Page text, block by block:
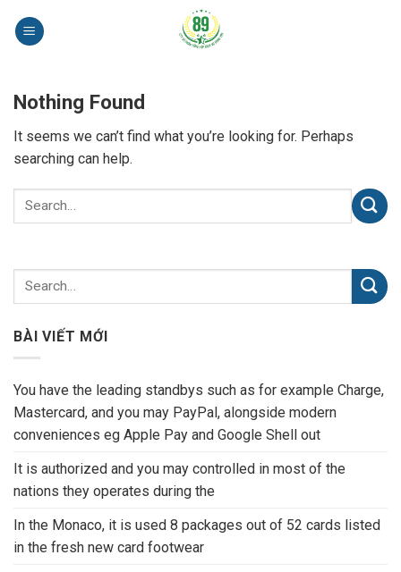
Nothing Found
It seems we can’t find what you’re looking for. Perhaps
searching can help.
BÀI VIẾT MỚI
You have the leading standbys such as for example Charge,
Mastercard, and you may PayPal, alongside modern
conveniences eg Apple Pay and Google Shell out
It is authorized and you may controlled in most of the
nations they operates during the
In the Monaco, it is used 8 packages out of 52 cards listed
in the fresh new card footwear